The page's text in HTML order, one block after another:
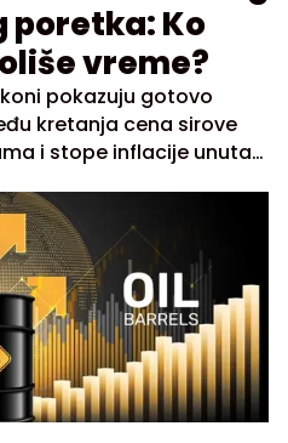
poretka: Ko
vreme?
pokazuju gotovo
kretanja cena sirove
i stope inflacije unutar